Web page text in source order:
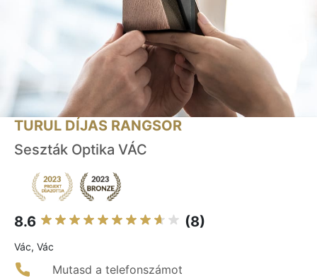
TURUL DÍJAS RANGSOR
Seszták Optika VÁC
8.6 (8)
Vác, Vác
Mutasd a telefonszámot